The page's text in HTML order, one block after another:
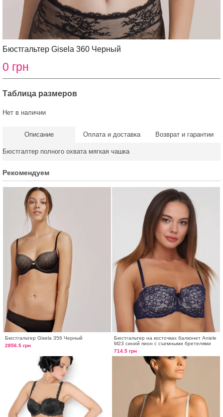
Бюстгальтер Gisela 360 Черный
0 грн
Таблица размеров
Нет в наличии
Описание Оплата и доставка Возврат и гарантии
Бюстгалтер полного охвата мягкая чашка
Рекомендуем
Бюстгальтер Gisela 356 Черный
2856.5 грн
Бюстгальтер на косточках балконет Aniele
М23 синий пион с съемными бретелями
714.5 грн